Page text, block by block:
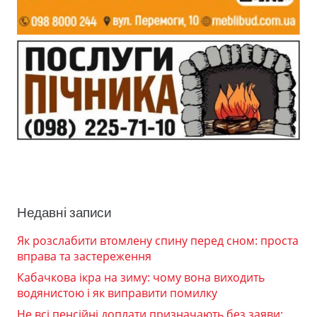
Недавні записи
Як розслабити втомлену спину перед сном: проста
вправа та застереження
Кабачкова ікра на зиму: чому вона виходить
водянистою і як виправити помилку